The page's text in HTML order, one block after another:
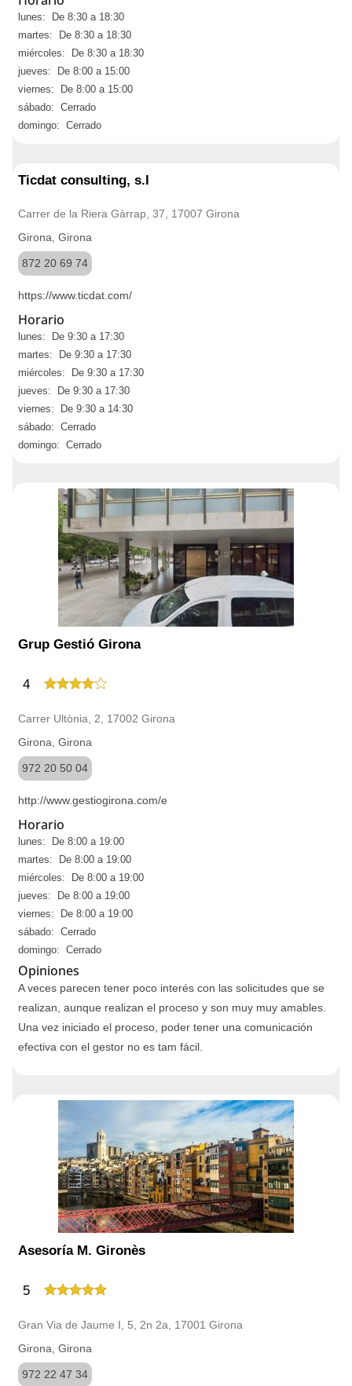
lunes: De 8:30 a 18:30
martes: De 8:30 a 18:30
miércoles: De 8:30 a 18:30
jueves: De 8:00 a 15:00
viernes: De 8:00 a 15:00
sábado: Cerrado
domingo: Cerrado
Ticdat consulting, s.l
Carrer de la Riera Gàrrap, 37, 17007 Girona
Girona, Girona
872 20 69 74
https://www.ticdat.com/
Horario
lunes: De 9:30 a 17:30
martes: De 9:30 a 17:30
miércoles: De 9:30 a 17:30
jueves: De 9:30 a 17:30
viernes: De 9:30 a 14:30
sábado: Cerrado
domingo: Cerrado
Grup Gestió Girona
4
Carrer Ultònia, 2, 17002 Girona
Girona, Girona
972 20 50 04
http://www.gestiogirona.com/e
Horario
lunes: De 8:00 a 19:00
martes: De 8:00 a 19:00
miércoles: De 8:00 a 19:00
jueves: De 8:00 a 19:00
viernes: De 8:00 a 19:00
sábado: Cerrado
domingo: Cerrado
Opiniones
A veces parecen tener poco interés con las solicitudes que se
realizan, aunque realizan el proceso y son muy muy amables.
Una vez iniciado el proceso, poder tener una comunicación
efectiva con el gestor no es tam fácil.
Asesoría M. Gironès
5
Gran Via de Jaume I, 5, 2n 2a, 17001 Girona
Girona, Girona
972 22 47 34